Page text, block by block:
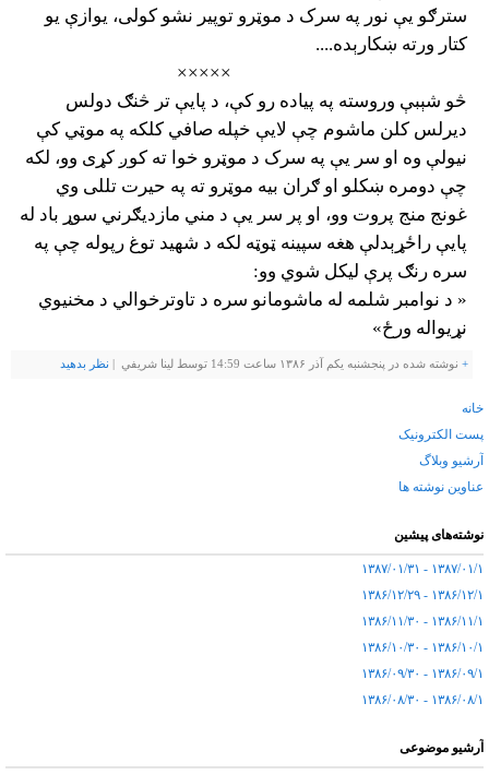
سترګو یې نور په سرک د موټرو توپیر نشو کولی، یوازې یو
کتار ورته ښکارېده....
×××××
څو شېبې وروسته په پیاده رو کې، د پایې تر څنګ دولس
دیرلس کلن ماشوم چې لایې خپله صافي کلکه په موټي کې
نیولې وه او سر یې په سرک د موټرو خوا ته کوږ کړی وو، لکه
چې دومره ښکلو او ګران بیه موټرو ته په حیرت تللی وي
غونج منج پروت وو، او پر سر یې د مني مازدیګرني سوړ باد له
پایې راځړېدلې هغه سپینه ټوټه لکه د شهید توغ رپوله چې په
سره رنګ پرې لیکل شوي وو:
« د نوامبر شلمه له ماشومانو سره د تاوترخوالي د مخنیوي
نړیواله ورځ»
+ نوشته شده در پنجشنبه یکم آذر ۱۳۸۶ ساعت 14:59 توسط لينا شريفي | نظر بدهيد
خانه
پست الکترونیک
آرشیو وبلاگ
عناوین نوشته ها
نوشته‌های پیشین
۱۳۸۷/۰۱/۱ - ۱۳۸۷/۰۱/۳۱
۱۳۸۶/۱۲/۱ - ۱۳۸۶/۱۲/۲۹
۱۳۸۶/۱۱/۱ - ۱۳۸۶/۱۱/۳۰
۱۳۸۶/۱۰/۱ - ۱۳۸۶/۱۰/۳۰
۱۳۸۶/۰۹/۱ - ۱۳۸۶/۰۹/۳۰
۱۳۸۶/۰۸/۱ - ۱۳۸۶/۰۸/۳۰
آرشیو موضوعی